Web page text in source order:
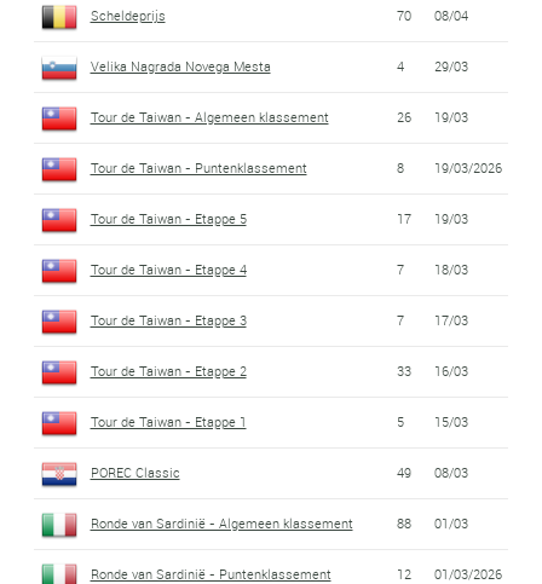
Scheldeprijs 70 08/04
Velika Nagrada Novega Mesta 4 29/03
Tour de Taiwan - Algemeen klassement 26 19/03
Tour de Taiwan - Puntenklassement 8 19/03/2026
Tour de Taiwan - Etappe 5 17 19/03
Tour de Taiwan - Etappe 4 7 18/03
Tour de Taiwan - Etappe 3 7 17/03
Tour de Taiwan - Etappe 2 33 16/03
Tour de Taiwan - Etappe 1 5 15/03
POREC Classic 49 08/03
Ronde van Sardinië - Algemeen klassement 88 01/03
Ronde van Sardinië - Puntenklassement 12 01/03/2026